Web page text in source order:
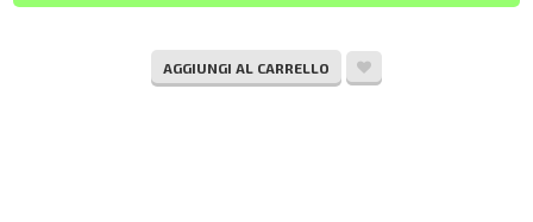
AGGIUNGI AL CARRELLO